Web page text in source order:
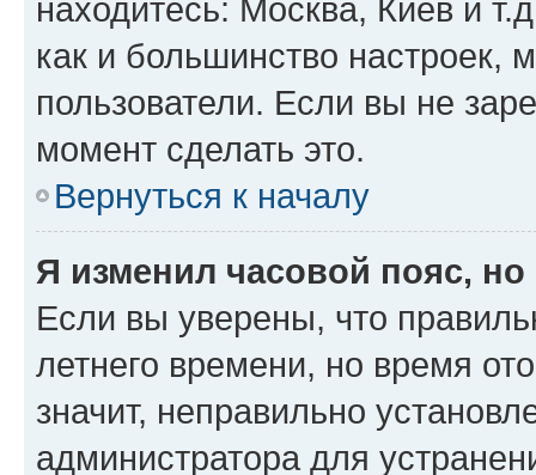
находитесь: Москва, Киев и
как и большинство настроек,
пользователи. Если вы не
момент сделать это.
Вернуться к началу
Я изменил часовой пояс,
Если вы уверены, что
летнего времени, но время
значит, неправильно
администратора для